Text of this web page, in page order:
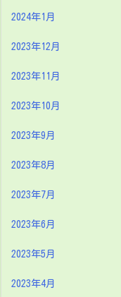
2024年1月
2023年12月
2023年11月
2023年10月
2023年9月
2023年8月
2023年7月
2023年6月
2023年5月
2023年4月